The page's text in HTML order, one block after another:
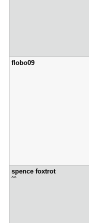
flobo09
spence fox​trot
^^